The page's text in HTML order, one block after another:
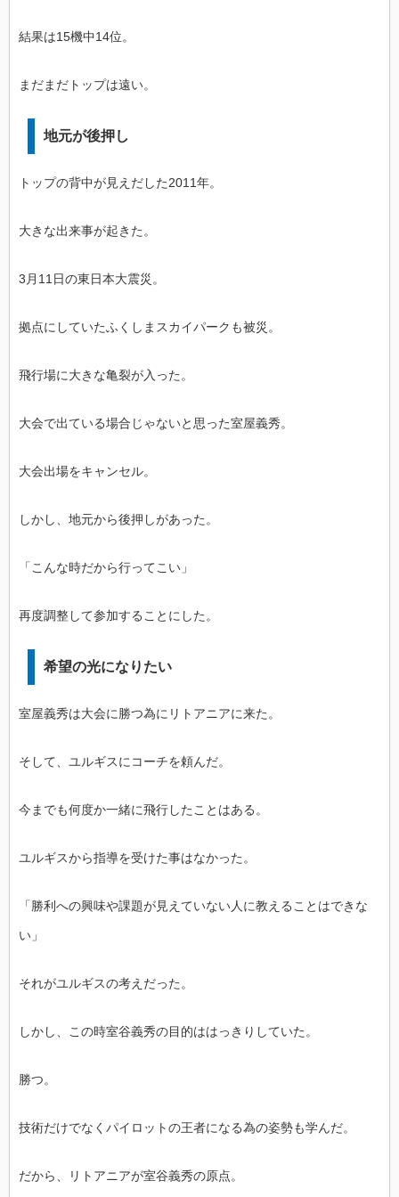
結果は15機中14位。
まだまだトップは遠い。
地元が後押し
トップの背中が見えだした2011年。
大きな出来事が起きた。
3月11日の東日本大震災。
拠点にしていたふくしまスカイパークも被災。
飛行場に大きな亀裂が入った。
大会で出ている場合じゃないと思った室屋義秀。
大会出場をキャンセル。
しかし、地元から後押しがあった。
「こんな時だから行ってこい」
再度調整して参加することにした。
希望の光になりたい
室屋義秀は大会に勝つ為にリトアニアに来た。
そして、ユルギスにコーチを頼んだ。
今までも何度か一緒に飛行したことはある。
ユルギスから指導を受けた事はなかった。
「勝利への興味や課題が見えていない人に教えることはできな
い」
それがユルギスの考えだった。
しかし、この時室谷義秀の目的ははっきりしていた。
勝つ。
技術だけでなくパイロットの王者になる為の姿勢も学んだ。
だから、リトアニアが室谷義秀の原点。